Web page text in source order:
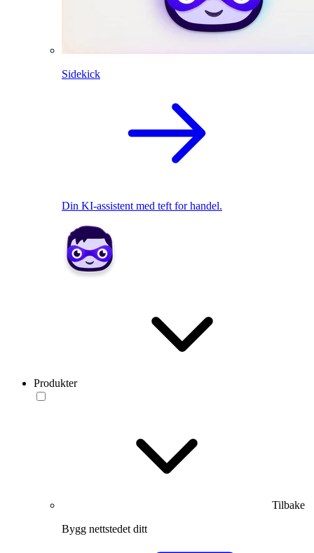
Sidekick
Din KI-assistent med teft for handel.
Produkter
Tilbake
Bygg nettstedet ditt